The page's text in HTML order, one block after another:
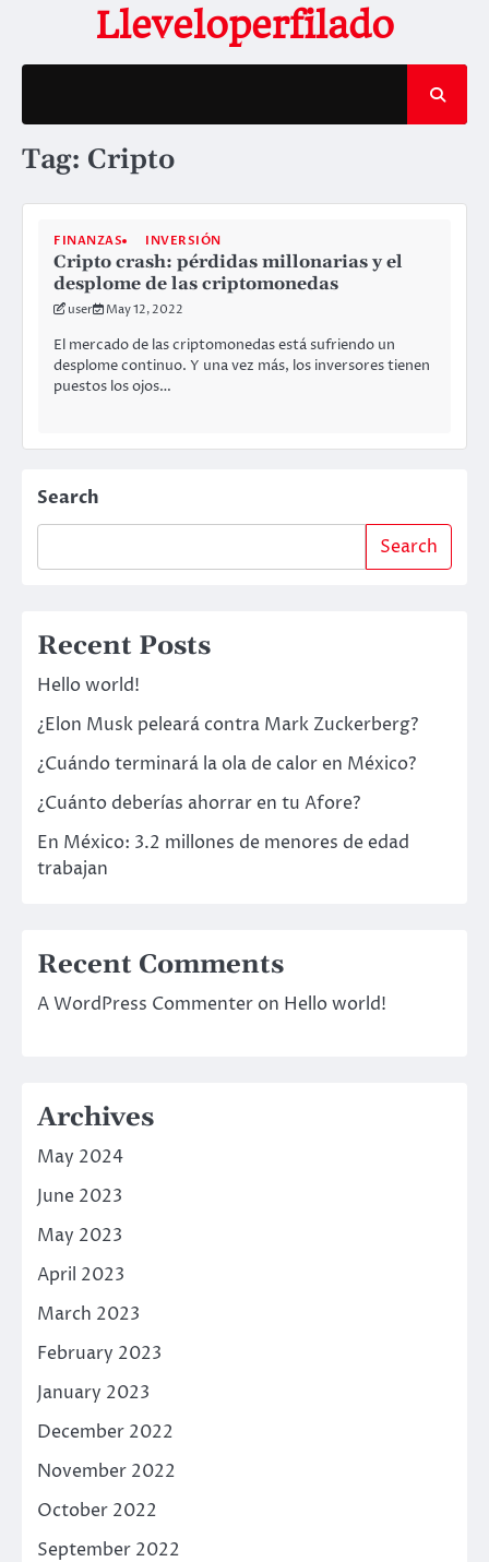
content
Lleveloperfilado
Tag: Cripto
FINANZAS INVERSIÓN
Cripto crash: pérdidas millonarias y el
desplome de las criptomonedas
user May 12, 2022
El mercado de las criptomonedas está sufriendo un
desplome continuo. Y una vez más, los inversores tienen
puestos los ojos…
Search
Search
Recent Posts
Hello world!
¿Elon Musk peleará contra Mark Zuckerberg?
¿Cuándo terminará la ola de calor en México?
¿Cuánto deberías ahorrar en tu Afore?
En México: 3.2 millones de menores de edad
trabajan
Recent Comments
A WordPress Commenter on Hello world!
Archives
May 2024
June 2023
May 2023
April 2023
March 2023
February 2023
January 2023
December 2022
November 2022
October 2022
September 2022